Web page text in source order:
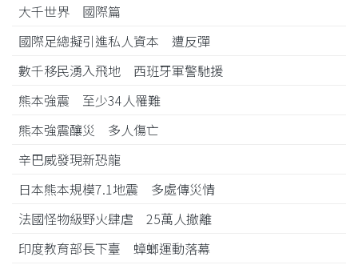
大千世界 國際篇
國際足總擬引進私人資本 遭反彈
數千移民湧入飛地 西班牙軍警馳援
熊本強震 至少34人罹難
熊本強震釀災 多人傷亡
辛巴威發現新恐龍
日本熊本規模7.1地震 多處傳災情
法國怪物級野火肆虐 25萬人撤離
印度教育部長下臺 蟑螂運動落幕